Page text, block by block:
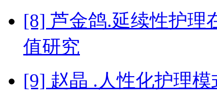
[8] 芦金鸽.延续性护理
值研究
[9] 赵晶 .人性化护理